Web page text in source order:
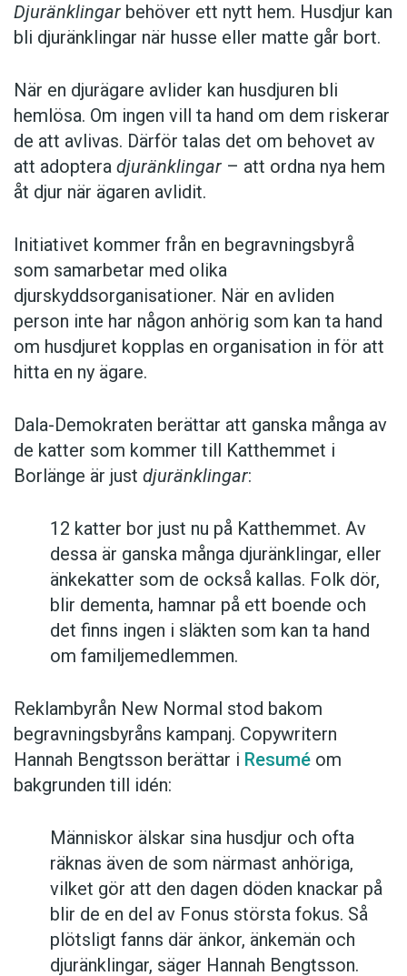
Djuränklingar behöver ett nytt hem. Husdjur kan
bli djuränklingar när husse eller matte går bort.
När en djurägare avlider kan husdjuren bli
hemlösa. Om ingen vill ta hand om dem riskerar
de att avlivas. Därför talas det om behovet av
att adoptera djuränklingar – att ordna nya hem
åt djur när ägaren avlidit.
Initiativet kommer från en begravningsbyrå
som samarbetar med olika
djurskyddsorganisationer. När en avliden
person inte har någon anhörig som kan ta hand
om husdjuret kopplas en organisation in för att
hitta en ny ägare.
Dala-Demokraten berättar att ganska många av
de katter som kommer till Katthemmet i
Borlänge är just djuränklingar:
12 katter bor just nu på Katthemmet. Av
dessa är ganska många djuränklingar, eller
änkekatter som de också kallas. Folk dör,
blir dementa, hamnar på ett boende och
det finns ingen i släkten som kan ta hand
om familjemedlemmen.
Reklambyrån New Normal stod bakom
begravningsbyråns kampanj. Copywritern
Hannah Bengtsson berättar i Resumé om
bakgrunden till idén:
Människor älskar sina husdjur och ofta
räknas även de som närmast anhöriga,
vilket gör att den dagen döden knackar på
blir de en del av Fonus största fokus. Så
plötsligt fanns där änkor, änkemän och
djuränklingar, säger Hannah Bengtsson.